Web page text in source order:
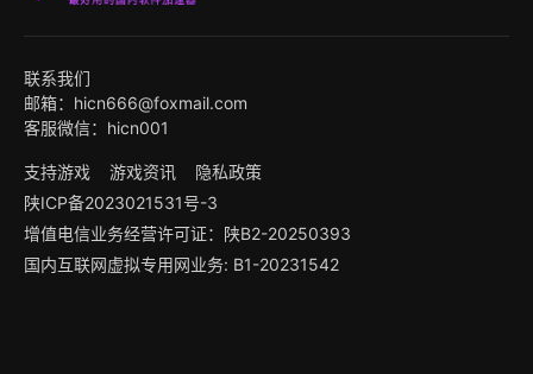
联系我们
邮箱：hicn666@foxmail.com
客服微信：hicn001
支持游戏 游戏资讯
隐私政策
陕ICP备2023021531号-3
增值电信业务经营许可证：陕B2-20250393
国内互联网虚拟专用网业务: B1-20231542